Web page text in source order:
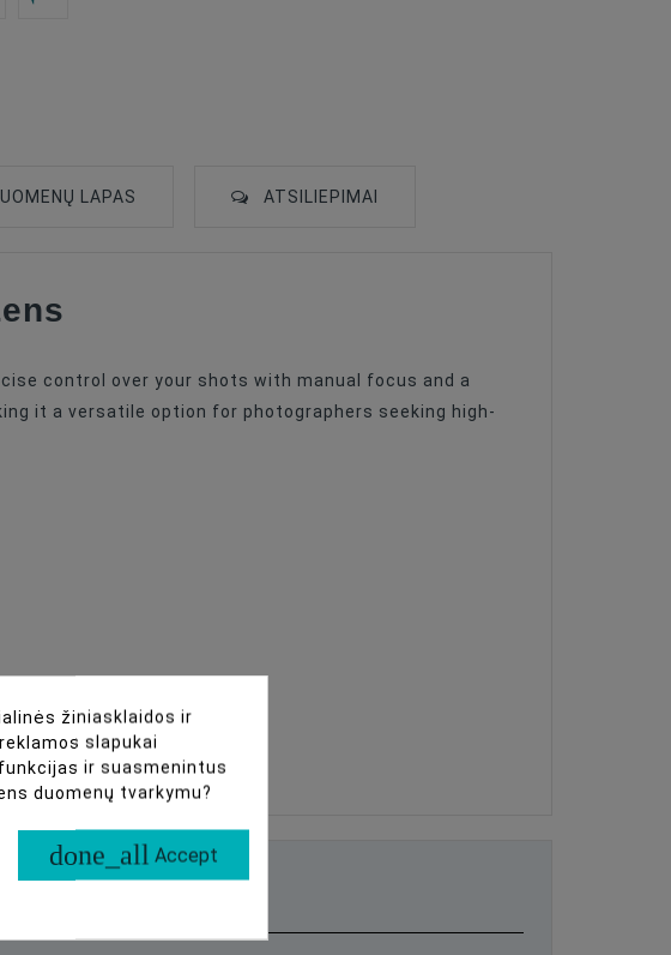
LAPAS ATSILIEPIMAI
control over your shots with manual focus and a
it a versatile option for photographers seeking high-
žiniasklaidos ir
slapukai
ir suasmenintus
duomenų tvarkymu?
done_all Accept